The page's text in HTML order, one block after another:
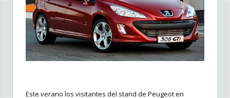
Este verano los visitantes del stand de Peugeot en